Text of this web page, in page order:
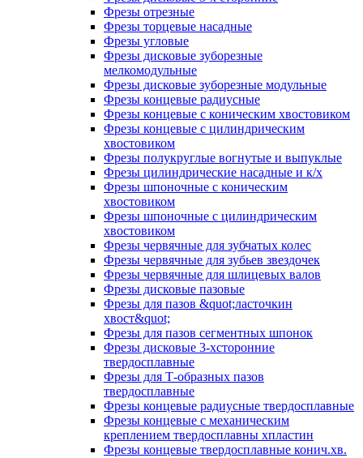
Фрезы отрезные
Фрезы торцевые насадные
Фрезы угловые
Фрезы дисковые зуборезные
мелкомодульные
Фрезы дисковые зуборезные модульные
Фрезы концевые радиусные
Фрезы концевые с коническим хвостовиком
Фрезы концевые с цилиндрическим
хвостовиком
Фрезы полукруглые вогнутые и выпуклые
Фрезы цилиндрические насадные и к/х
Фрезы шпоночные с коническим
хвостовиком
Фрезы шпоночные с цилиндрическим
хвостовиком
Фрезы червячные для зубчатых колес
Фрезы червячные для зубьев звездочек
Фрезы червячные для шлицевых валов
Фрезы дисковые пазовые
Фрезы для пазов &quot;ласточкин
хвост&quot;
Фрезы для пазов сегментных шпонок
Фрезы дисковые 3-хсторонние
твердосплавные
Фрезы для Т-образных пазов
твердосплавные
Фрезы концевые радиусные твердосплавные
Фрезы концевые с механическим
креплением твердосплавны хпластин
Фрезы концевые твердосплавные конич.хв.